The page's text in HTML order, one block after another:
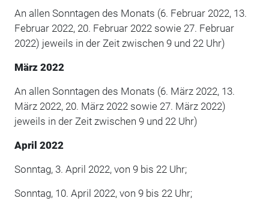
An allen Sonntagen des Monats (6. Februar 2022, 13.
Februar 2022, 20. Februar 2022 sowie 27. Februar
2022) jeweils in der Zeit zwischen 9 und 22 Uhr)
März 2022
An allen Sonntagen des Monats (6. März 2022, 13.
März 2022, 20. März 2022 sowie 27. März 2022)
jeweils in der Zeit zwischen 9 und 22 Uhr)
April 2022
Sonntag, 3. April 2022, von 9 bis 22 Uhr;
Sonntag, 10. April 2022, von 9 bis 22 Uhr;